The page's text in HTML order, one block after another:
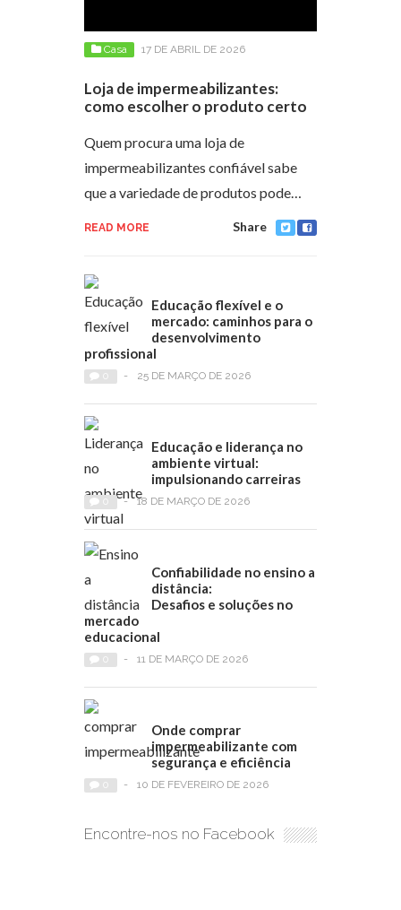
Casa 17 DE ABRIL DE 2026
Loja de impermeabilizantes:
como escolher o produto certo
Quem procura uma loja de
impermeabilizantes confiável sabe
que a variedade de produtos pode…
READ MORE Share
Educação flexível e o
mercado: caminhos para o
desenvolvimento
profissional
- 25 DE MARÇO DE 2026
Educação e liderança no
ambiente virtual:
impulsionando carreiras
- 18 DE MARÇO DE 2026
Confiabilidade no ensino a
distância:
Desafios e soluções no
mercado
educacional
- 11 DE MARÇO DE 2026
Onde comprar
impermeabilizante com
segurança e eficiência
- 10 DE FEVEREIRO DE 2026
Encontre-nos no Facebook